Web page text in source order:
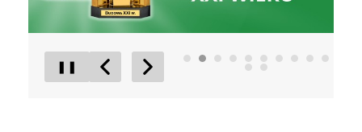
❚❚
Poprzedni Element
Następny Element